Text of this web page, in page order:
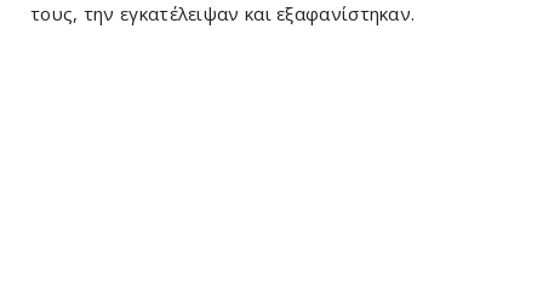
τους, την εγκατέλειψαν και εξαφανίστηκαν.